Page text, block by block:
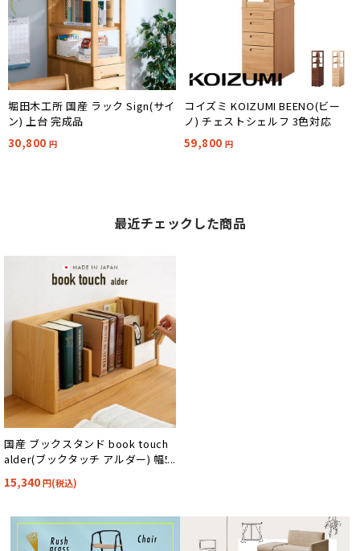
堀田木工所 国産 ラック Sign(サイ
ン) 上台 完成品
30,800 円
コイズミ KOIZUMI BEENO(ビー
ノ) チェストシェルフ 3色対応
59,800 円
最近チェックした商品
国産 ブックスタンド book touch
alder(ブックタッチ アルダー) 幅5
工場 完成品
15,340円(税込)